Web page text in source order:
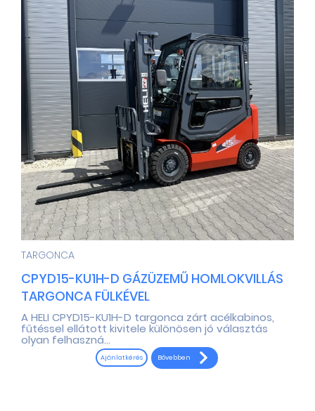
TARGONCA
CPYD15-KU1H-D GÁZÜZEMŰ HOMLOKVILLÁS
TARGONCA FÜLKÉVEL
A HELI CPYD15-KU1H-D targonca zárt acélkabinos,
fűtéssel ellátott kivitele különösen jó választás
olyan felhaszná...
Ajánlatkérés Bővebben